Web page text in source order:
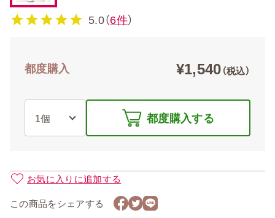
お気に入りに追加する
この商品をシェアする
5.0（6件）
都度購入 ¥1,540（税込）
都度購入する